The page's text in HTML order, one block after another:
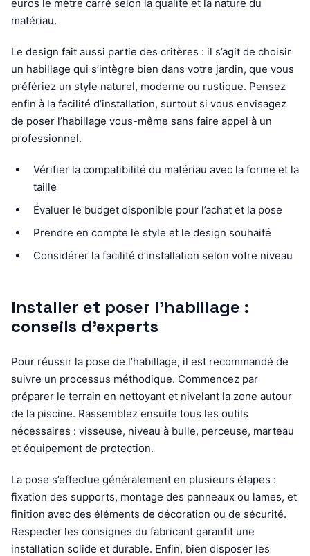
euros le mètre carré selon la qualité et la nature du
matériau.
Le design fait aussi partie des critères : il s’agit de choisir
un habillage qui s’intègre bien dans votre jardin, que vous
préfériez un style naturel, moderne ou rustique. Pensez
enfin à la facilité d’installation, surtout si vous envisagez
de poser l’habillage vous-même sans faire appel à un
professionnel.
Vérifier la compatibilité du matériau avec la forme et la
taille
Évaluer le budget disponible pour l’achat et la pose
Prendre en compte le style et le design souhaité
Considérer la facilité d’installation selon votre niveau
Installer et poser l’habillage :
conseils d’experts
Pour réussir la pose de l’habillage, il est recommandé de
suivre un processus méthodique. Commencez par
préparer le terrain en nettoyant et nivelant la zone autour
de la piscine. Rassemblez ensuite tous les outils
nécessaires : visseuse, niveau à bulle, perceuse, marteau
et équipement de protection.
La pose s’effectue généralement en plusieurs étapes :
fixation des supports, montage des panneaux ou lames, et
finition avec des éléments de décoration ou de sécurité.
Respecter les consignes du fabricant garantit une
installation solide et durable. Enfin, bien disposer les